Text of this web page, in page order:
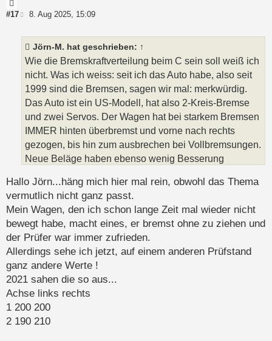
i
#17
B
r
a
8. Aug 2025, 15:09
Jörn-M. hat geschrieben: ↑
Wie die Bremskraftverteilung beim C sein soll weiß ich
nicht. Was ich weiss: seit ich das Auto habe, also seit
1999 sind die Bremsen, sagen wir mal: merkwürdig.
Das Auto ist ein US-Modell, hat also 2-Kreis-Bremse
und zwei Servos. Der Wagen hat bei starkem Bremsen
IMMER hinten überbremst und vorne nach rechts
gezogen, bis hin zum ausbrechen bei Vollbremsungen.
Neue Beläge haben ebenso wenig Besserung
und neue Bremszylinder hinten. Ich habe dann das
Servo für die Hinterachse rausgeschmissen, was
etwas Besserung brachte in der Bremsbalance, aber
immer noch nicht wirklich überzeugte. Als dann vor 4
Jahren der HBZ wieder fällig war, hat es mir gereicht
und ich habe komplett umgebaut auf das Einkreis-
System der UK-Version (Auch sinnvoll, weil die Teile
für die US-Bremse schweineteuer und kaum zu
bekommen sind). Und siehe da: plötzlich war das
Verziehen nach rechts vorne weg und auch die
Bremsbalance ist jetzt wesentlich besser, wenn auch
Hallo Jörn...häng mich hier mal rein, obwohl das Thema
vermutlich nicht ganz passt.
Mein Wagen, den ich schon lange Zeit mal wieder nicht
bewegt habe, macht eines, er bremst ohne zu ziehen und
der Prüfer war immer zufrieden.
Allerdings sehe ich jetzt, auf einem anderen Prüfstand
ganz andere Werte !
2021 sahen die so aus...
Achse links rechts
1 200 200
2 190 210